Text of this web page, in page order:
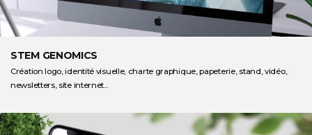
STEM GENOMICS
Création logo, identité visuelle, charte graphique, papeterie, stand, vidéo,
newsletters, site internet...